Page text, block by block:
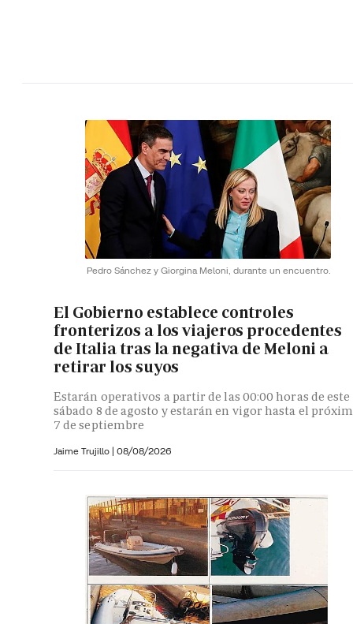
Pedro Sánchez y Giorgina Meloni, durante un encuentro.
El Gobierno establece controles
fronterizos a los viajeros procedentes
de Italia tras la negativa de Meloni a
retirar los suyos
Estarán operativos a partir de las 00:00 horas de este
sábado 8 de agosto y estarán en vigor hasta el
7 de septiembre
Jaime Trujillo | 08/08/2026